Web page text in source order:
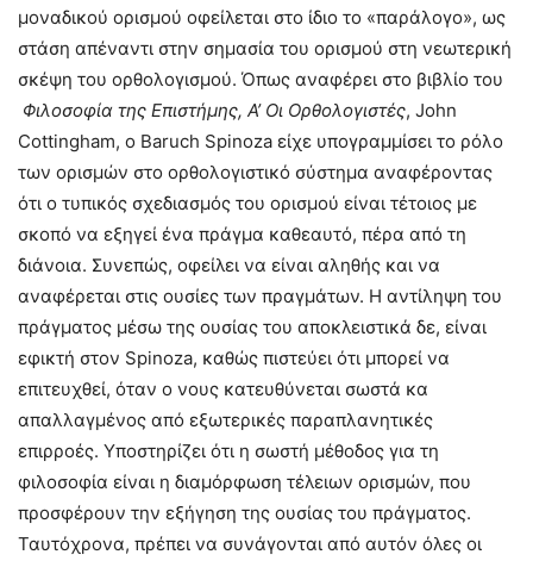
μοναδικού ορισμού οφείλεται στο ίδιο το «παράλογο», ως
στάση απέναντι στην σημασία του ορισμού στη νεωτερική
σκέψη του ορθολογισμού. Όπως αναφέρει στο βιβλίο του
Φιλοσοφία της Επιστήμης, Α’ Οι Ορθολογιστές, John
Cottingham, ο Baruch Spinoza είχε υπογραμμίσει το ρόλο
των ορισμών στο ορθολογιστικό σύστημα αναφέροντας
ότι ο τυπικός σχεδιασμός του ορισμού είναι τέτοιος με
σκοπό να εξηγεί ένα πράγμα καθεαυτό, πέρα από τη
διάνοια. Συνεπώς, οφείλει να είναι αληθής και να
αναφέρεται στις ουσίες των πραγμάτων. Η αντίληψη του
πράγματος μέσω της ουσίας του αποκλειστικά δε, είναι
εφικτή στον Spinoza, καθώς πιστεύει ότι μπορεί να
επιτευχθεί, όταν ο νους κατευθύνεται σωστά κα
απαλλαγμένος από εξωτερικές παραπλανητικές
επιρροές. Υποστηρίζει ότι η σωστή μέθοδος για τη
φιλοσοφία είναι η διαμόρφωση τέλειων ορισμών, που
προσφέρουν την εξήγηση της ουσίας του πράγματος.
Ταυτόχρονα, πρέπει να συνάγονται από αυτόν όλες οι